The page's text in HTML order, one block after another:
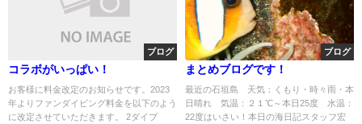
ブログ
コラボがいっぱい！
お客様に料金改定のお知らせです。2023
年よりファンダイビング料金を以下のよう
に改定させていただきます。 2ダイブ
ブログ
まとめブログです！
最近の石垣島 天気：くもり・時々雨・本
日晴れ 気温：２１℃～本日25度 水温：
22度はいさい！本日の海日記スタッフ宏